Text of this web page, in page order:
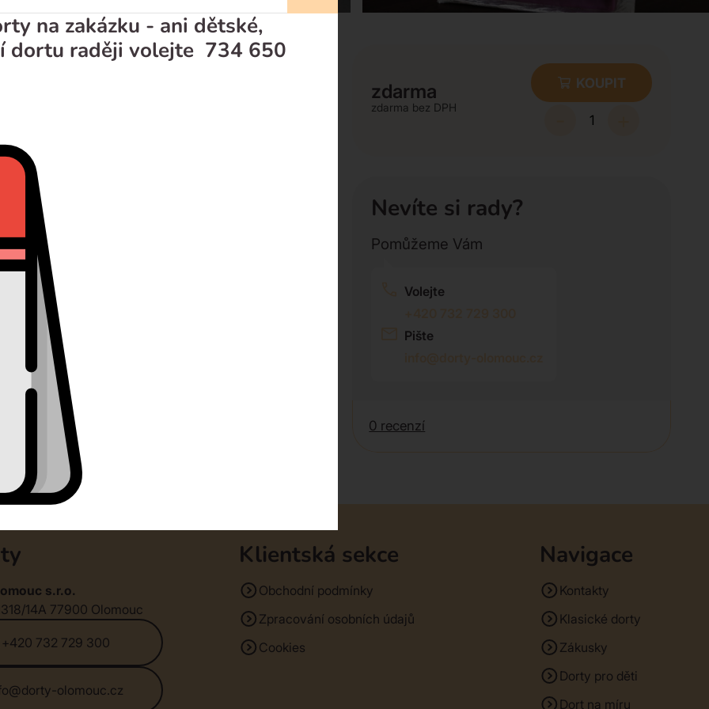
a přizpůsobit se tak vašim požadavkům.
Cukrárna. Dort potahujeme a zdobíme
zdarma
zdarma
KOUPIT
Nevíte si rady?
Pomůžeme Vám
Volejte
Pište
0 recenzí
s.r.o.
14A 77900 Olomouc
+420 732 729 300
olomouc.cz
Klientská sekce
Obchodní podmínky
Zpracování osobních údajů
Cookies
Navigace
Kontakty
Klasické dorty
Zákusky
Dorty pro děti
Dort na míru
na zakázku - ani dětské,
dortu raději volejte 734 650